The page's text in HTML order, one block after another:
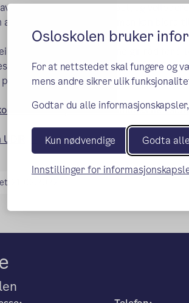
Osloskolen bruker
For at nettstedet skal fungere og
mens andre sikrer ulik
Godtar du alle
Kun nødvendige Godta alle
Innstillinger for
det utvidede klassemiljøet, og
og foresatte sammen kan bidra
fra Oslo kommune gir råd for å
og medarbeidere i skole og AKS.
sine sider. Lenke til begge steder finner
på Oslo kommunes nettsider
(ekstern lenke)